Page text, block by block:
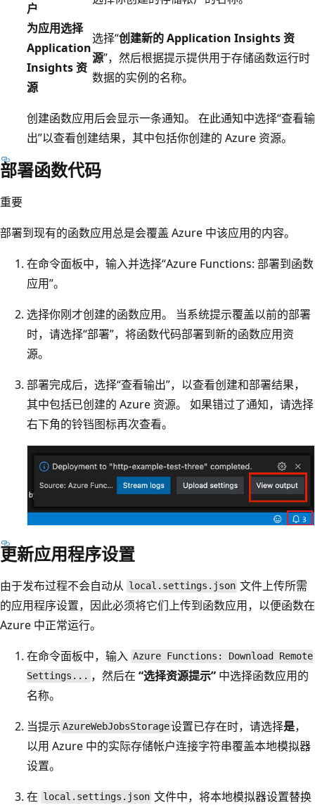
户
为应用选择
Application
Insights 资
源
选择“创建新的 Application Insights 资
源”，然后根据提示提供用于存储函数运行时
数据的实例的名称。
创建函数应用后会显示一条通知。 在此通知中选择“查看输
出”以查看创建结果，其中包括你创建的 Azure 资源。
部署函数代码
重要
部署到现有的函数应用总是会覆盖 Azure 中该应用的内容。
在命令面板中，输入并选择“Azure Functions: 部署到函数
应用”。
选择你刚才创建的函数应用。 当系统提示覆盖以前的部署
时，请选择“部署”，将函数代码部署到新的函数应用资
源。
部署完成后，选择“查看输出”，以查看创建和部署结果，
其中包括已创建的 Azure 资源。
如果错过了通知，请选择
右下角的铃铛图标再次查看。
更新应用程序设置
由于发布过程不会自动从 local.settings.json 文件上传所需
的应用程序设置，因此必须将它们上传到函数应用，以便函数在
Azure 中正常运行。
在命令面板中，输入 Azure Functions: Download Remote
Settings... ，然后在 “选择资源提示”中选择函数应用的
名称。
当提示 AzureWebJobsStorage设置已存在时，请选择是，
以用 Azure 中的实际存储帐户连接字符串覆盖本地模拟器
设置。
在
local.settings.json 文件中，将本地模拟器设置替换